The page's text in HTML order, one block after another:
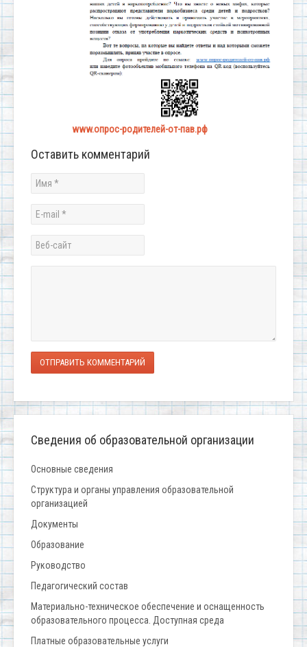
www.опрос-родителей-от-пав.рф
Оставить комментарий
ОТПРАВИТЬ КОММЕНТАРИЙ
Сведения об образовательной организации
Основные сведения
Структура и органы управления образовательной
организацией
Документы
Образование
Руководство
Педагогический состав
Материально-техническое обеспечение и оснащенность
образовательного процесса. Доступная среда
Платные образовательные услуги